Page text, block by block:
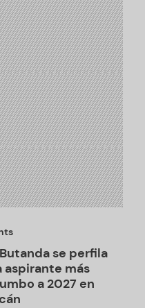
se perfila
aspirante más
a 2027 en